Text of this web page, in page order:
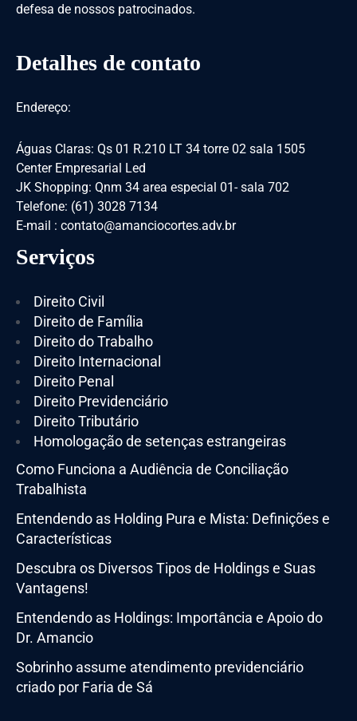
defesa de nossos patrocinados.
Detalhes de contato
Endereço:
Águas Claras: Qs 01 R.210 LT 34 torre 02 sala 1505
Center Empresarial Led
JK Shopping: Qnm 34 area especial 01- sala 702
Telefone: (61) 3028 7134
E-mail : contato@amanciocortes.adv.br
Serviços
Direito Civil
Direito de Família
Direito do Trabalho
Direito Internacional
Direito Penal
Direito Previdenciário
Direito Tributário
Homologação de setenças estrangeiras
Como Funciona a Audiência de Conciliação
Trabalhista
Entendendo as Holding Pura e Mista: Definições e
Características
Descubra os Diversos Tipos de Holdings e Suas
Vantagens!
Entendendo as Holdings: Importância e Apoio do
Dr. Amancio
Sobrinho assume atendimento previdenciário
criado por Faria de Sá